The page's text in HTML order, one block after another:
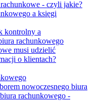
- czyli jakie?
a księgi
kontrolny a
rachunkowego
musi udzielić
o klientach?
nowoczesnego biura
rachunkowego -